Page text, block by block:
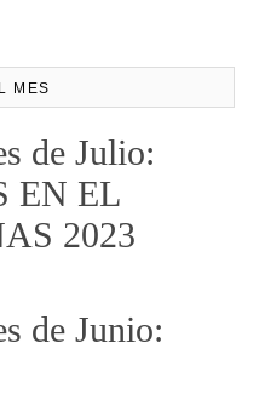
MES
de Julio:
EN EL
2023
de Junio: